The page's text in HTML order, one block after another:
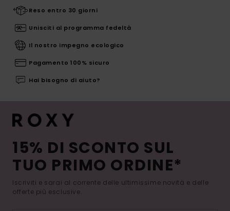
Reso entro 30 giorni
Unisciti al programma fedeltà
Il nostro impegno ecologico
Pagamento 100% sicuro
Hai bisogno di aiuto?
15% DI SCONTO SUL
TUO PRIMO ORDINE*
Iscriviti e sarai al corrente delle ultimissime novità e delle
offerte più esclusive.